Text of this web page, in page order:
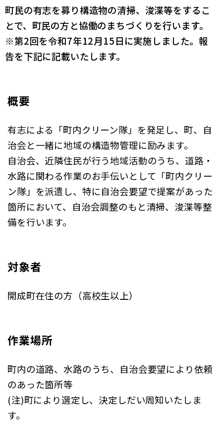
町民の有志を募り構造物の清掃、浚渫等をするこ
とで、町民の方と協働のまちづくりを行います。
※第2回を令和7年12月15日に実施しました。報
告を下記に記載いたします。
概要
有志による「町内クリーン隊」を発足し、町、自
治会と一緒に地域の構造物管理に励みます。
自治会、近隣住民が行う地域活動のうち、道路・
水路に関わる作業のお手伝いとして「町内クリー
ン隊」を派遣し、特に自治会要望で提案があった
箇所において、自治会調整のもと清掃、浚渫等整
備を行います。
対象者
開成町在住の方（高校生以上）
作業場所
町内の道路、水路のうち、自治会要望により依頼
のあった箇所等
(注)町により選定し、決定しだい周知いたしま
す。